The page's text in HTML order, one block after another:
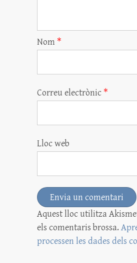
Nom *
Correu electrònic *
Lloc web
Aquest lloc utilitza
els comentaris brossa.
processen les dades dels